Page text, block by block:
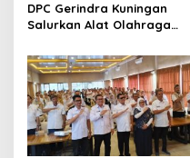
DPC Gerindra Kuningan
Salurkan Alat Olahraga
Garawangi, Dorong
Pembinaan Generasi Muda